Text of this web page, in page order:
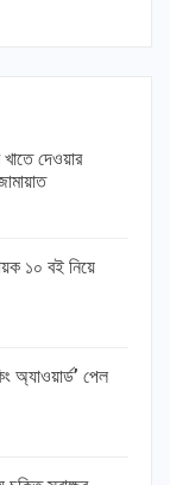
দেওয়ার
১০ বই নিয়ে
অ্যাওয়ার্ড’ পেল